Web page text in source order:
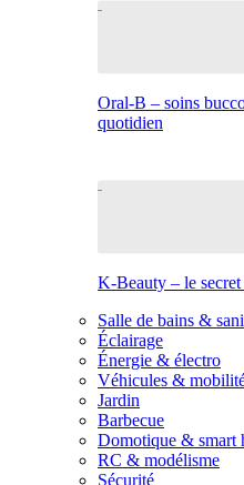
Oral-B – soins
quotidien
K-Beauty – le secret
Salle de bains &
Éclairage
Énergie & électro
Véhicules &
Jardin
Barbecue
Domotique & smart
RC & modélisme
Sécurité